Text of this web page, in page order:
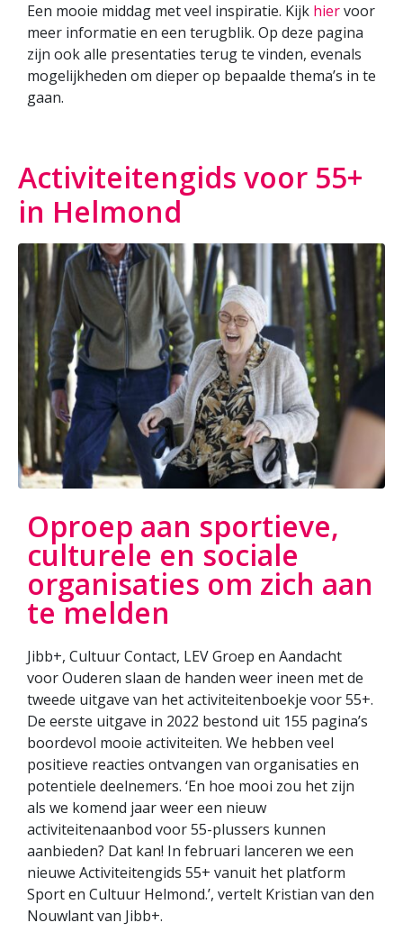
Een mooie middag met veel inspiratie. Kijk hiervoor
meer informatie en een terugblik. Op deze pagina
zijn ook alle presentaties terug te vinden, evenals
mogelijkheden om dieper op bepaalde thema’s in te
gaan.
Activiteitengids voor 55+
in Helmond
Oproep aan sportieve,
culturele en sociale
organisaties om zich aan
te melden
Jibb+, Cultuur Contact, LEV Groep en Aandacht
voor Ouderen slaan de handen weer ineen met de
tweede uitgave van het activiteitenboekje voor 55+.
De eerste uitgave in 2022 bestond uit 155 pagina’s
boordevol mooie activiteiten. We hebben veel
positieve reacties ontvangen van organisaties en
potentiele deelnemers. ‘En hoe mooi zou het zijn
als we komend jaar weer een nieuw
activiteitenaanbod voor 55-plussers kunnen
aanbieden? Dat kan! In februari lanceren we een
nieuwe Activiteitengids 55+ vanuit het platform
Sport en Cultuur Helmond.’, vertelt Kristian van den
Nouwlant van Jibb+.